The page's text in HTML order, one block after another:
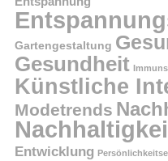
Gartengestaltung
Gesundheit
Künstliche
Modetrends
Entwicklung